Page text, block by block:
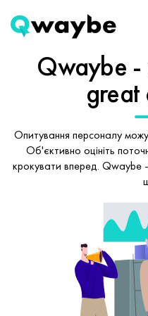
Qwaybe -
great
Опитування персоналу
Об'єктивно оцініть
крокувати вперед. Qwaybe